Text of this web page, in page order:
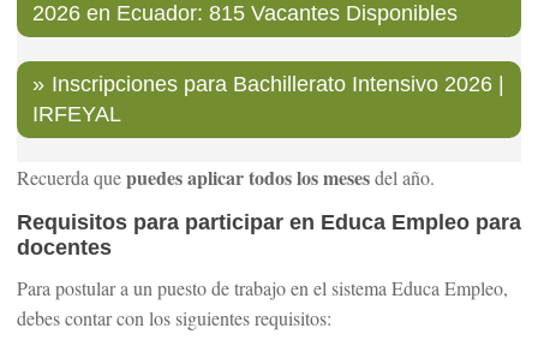
2026 en Ecuador: 815 Vacantes Disponibles
Inscripciones para Bachillerato Intensivo 2026 |
IRFEYAL
Recuerda quepuedes aplicar todos los mesesdel año.
Requisitos para participar en Educa Empleo para
docentes
Para postular a un puesto de trabajo en el sistema Educa Empleo,
debes contar con los siguientes requisitos: